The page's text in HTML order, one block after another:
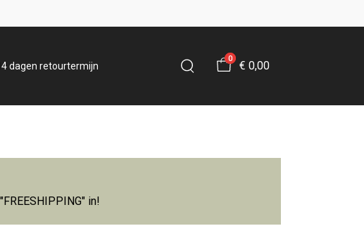
dagen retourtermijn
0
€ 0,00
in!